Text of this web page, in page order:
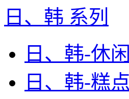
日、韩 系列
日、韩-休
日、韩-糕